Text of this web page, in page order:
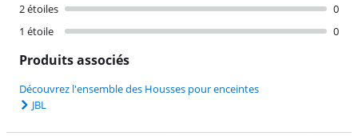
2 étoiles
0
1 étoile
0
Produits associés
Découvrez l'ensemble des Housses pour enceintes
JBL